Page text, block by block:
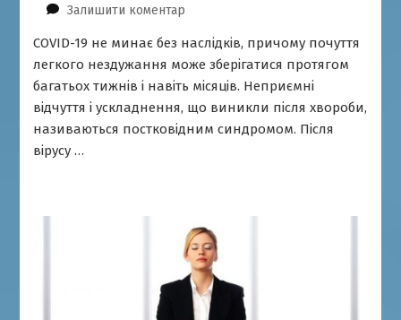
Залишити коментар
після
коронавірусу
COVID-19 не минає без наслідків, причому почуття
легкого нездужання може зберігатися протягом
багатьох тижнів і навіть місяців. Неприємні
відчуття і ускладнення, що виникли після хвороби,
називаються постковідним синдромом. Після
вірусу …